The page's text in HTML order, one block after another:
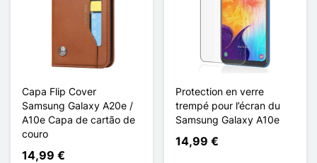
Capa Flip Cover
Samsung Galaxy A20e /
A10e Capa de cartão de
couro
14,99 €
Protection en verre
trempé pour l’écran du
Samsung Galaxy A10e
14,99 €